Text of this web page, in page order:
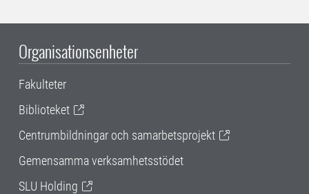
Organisationsenheter
Fakulteter
Biblioteket
Centrumbildningar och samarbetsprojekt
Gemensamma verksamhetsstödet
SLU Holding